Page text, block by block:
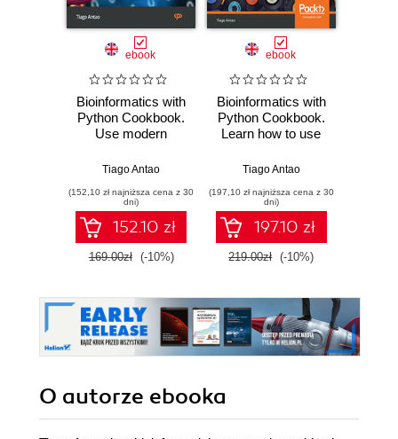
ebook
Bioinformatics with
Python Cookbook.
Use modern
and applications to
computational
biology problems -
Third Edition
Tiago Antao
(152,10 zł najniższa cena z 30
dni)
152.10 zł
169.00zł (-10%)
ebook
Bioinformatics with
Python Cookbook.
Learn how to use
bioinformatics
applications to do
cutting-edge
research in
computational
biology - Second
Tiago Antao
(197,10 zł najniższa cena z 30
dni)
197.10 zł
219.00zł (-10%)
O autorze ebooka